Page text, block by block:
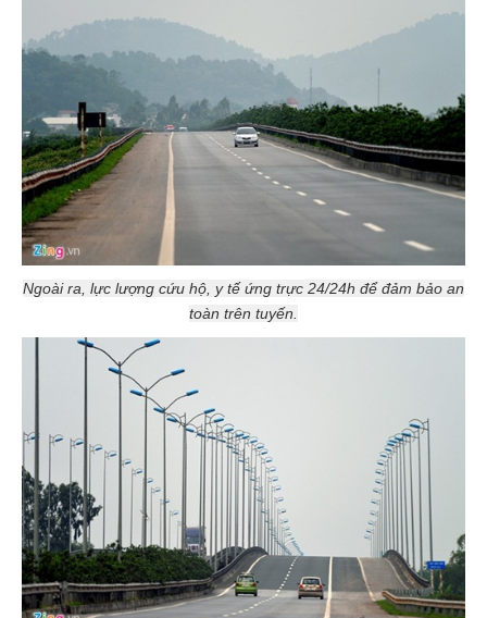
Ngoài ra, lực lượng cứu hộ, y tế ứng trực 24/24h để đảm bảo an
toàn trên tuyến.